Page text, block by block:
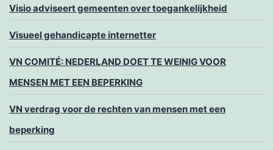
Visio adviseert gemeenten over toegankelijkheid
Visueel gehandicapte internetter
VN COMITÉ: NEDERLAND DOET TE WEINIG VOOR
MENSEN MET EEN BEPERKING
VN verdrag voor de rechten van mensen met een
beperking